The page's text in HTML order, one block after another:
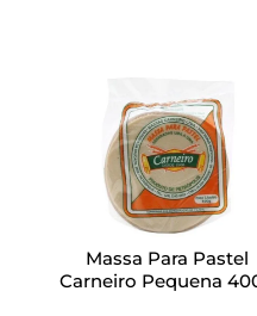
Massa Para Pastel
Carneiro Pequena